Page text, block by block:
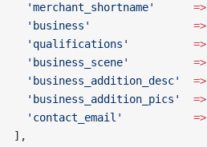
    'merchant_shortname'
      =>
    'business'
                =>
    'qualifications'
          =>
    'business_scene'
          =>
    'business_addition_desc'
  =>
    'business_addition_pics'
  =>
    'contact_email'
           =>
  ],